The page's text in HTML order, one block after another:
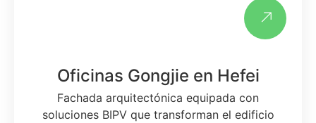
Oficinas Gongjie en Hefei
Fachada arquitectónica equipada con
soluciones BIPV que transforman el edificio